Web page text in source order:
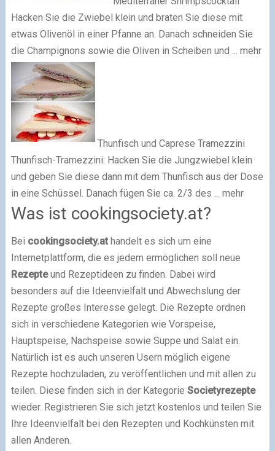
Hacken Sie die Zwiebel klein und braten Sie diese mit
etwas Olivenöl in einer Pfanne an. Danach schneiden Sie
die Champignons sowie die Oliven in Scheiben und ... mehr
Thunfisch und Caprese Tramezzini
Thunfisch-Tramezzini: Hacken Sie die Jungzwiebel klein
und geben Sie diese dann mit dem Thunfisch aus der Dose
in eine Schüssel. Danach fügen Sie ca. 2/3 des ... mehr
Was ist cookingsociety.at?
Bei cookingsociety.athandelt es sich um eine
Internetplattform, die es jedem ermöglichen soll neue
Rezepteund Rezeptideen zu finden. Dabei wird
besonders auf die Ideenvielfalt und Abwechslung der
Rezepte großes Interesse gelegt. Die Rezepte ordnen
sich in verschiedene Kategorien wie Vorspeise,
Hauptspeise, Nachspeise sowie Suppe und Salat ein.
Natürlich ist es auch unseren Usern möglich eigene
Rezepte hochzuladen, zu veröffentlichen und mit allen zu
teilen. Diese finden sich in der Kategorie Societyrezepte
wieder. Registrieren Sie sich jetzt kostenlos und teilen Sie
Ihre Ideenvielfalt bei den Rezepten und Kochkünsten mit
allen Anderen.